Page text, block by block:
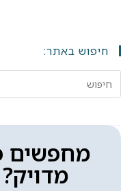
חיפוש באתר:
מחפשים